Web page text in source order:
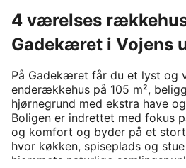
4 værelses
Gadekæret i Vojens
På Gadekæret får du et lyst og
enderækkehus på 105 m²,
hjørnegrund med ekstra have
Boligen er indrettet med fokus
og komfort og byder på et
hvor køkken, spiseplads og
hjemmets naturlige